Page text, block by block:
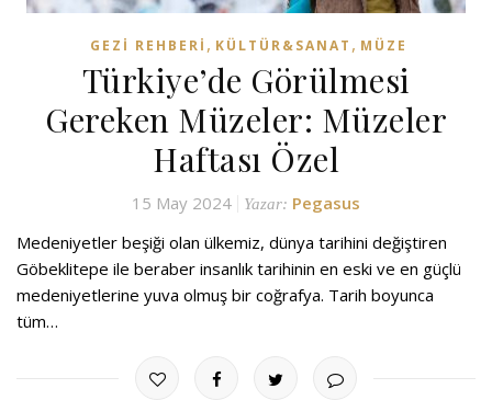
GEZI REHBERI , KÜLTÜR&SANAT , MÜZE
Türkiye’de Görülmesi
Gereken Müzeler: Müzeler
Haftası Özel
15 May 2024 Yazar: Pegasus
Medeniyetler beşiği olan ülkemiz, dünya tarihini değiştiren
Göbeklitepe ile beraber insanlık tarihinin en eski ve en güçlü
medeniyetlerine yuva olmuş bir coğrafya. Tarih boyunca
tüm…